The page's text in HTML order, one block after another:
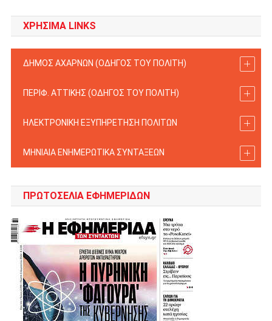
ΧΡΗΣΙΜΑ LINKS
ΔΗΜΟΣ ΑΧΑΡΝΩΝ (ΟΔΗΓΟΣ TOY ΠΟΛΙΤΗ)
ΠΕΡΙΦ. ΑΤΤΙΚΗΣ (ΟΔΗΓΟΣ TOY ΠΟΛΙΤΗ)
ΗΛΕΚΤΡΟΝΙΚΗ ΕΞΥΠΗΡΕΤΗΣΗ ΠΟΛΙΤΩΝ
ΜΗΝΙΑΙΑ ΕΝΗΜΕΡΩΤΙΚΑ ΣΥΝΤΑΞΕΩΝ
ΠΡΩΤΟΣΈΛΙΑ ΕΦΗΜΕΡΊΔΩΝ